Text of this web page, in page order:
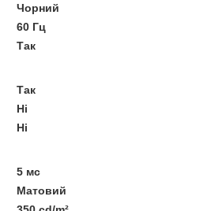
Чорний
60 Гц
Так
Так
Ні
Ні
5 мс
Матовий